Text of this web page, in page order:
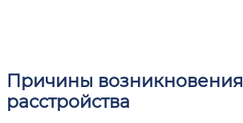
Причины возникновения
расстройства